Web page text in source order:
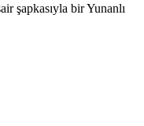
şapkasıyla bir Yunanlı